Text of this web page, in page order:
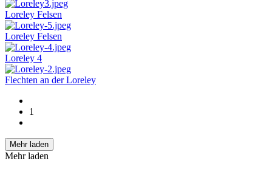
Loreley Felsen
Loreley Felsen
Loreley 4
Flechten an der Loreley
1
Mehr laden
Mehr laden